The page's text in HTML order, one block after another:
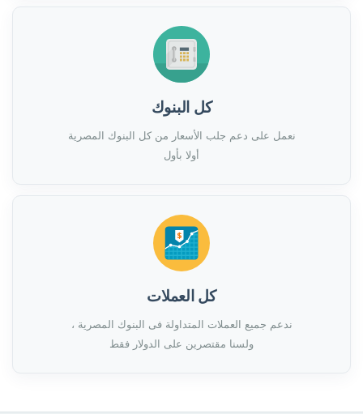
كل البنوك
نعمل على دعم جلب الأسعار من كل البنوك المصرية
أولا بأول
كل العملات
ندعم جميع العملات المتداولة فى البنوك المصرية ،
ولسنا مقتصرين على الدولار فقط